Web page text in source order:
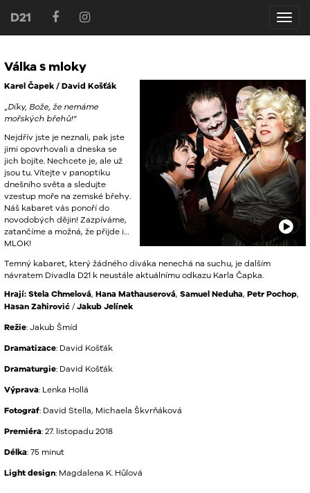
D21
D21
Válka s mloky
Karel Čapek / David Košťák
„Díky, Bože, že nemáme
mořských břehů!“
Nejdřív jste je neznali, pak jste
jimi opovrhovali a dneska se
jich bojíte. Nechcete je, ale už
jsou tu. Vítejte v panoptiku
dnešního světa a sledujte
vzestup moře na zemské břehy.
Náš kabaret vás ponoří do
novodobých dějin! Zazpíváme,
zatančíme a možná, že přijde i…
MLOK!
Temný kabaret, který žádného diváka nenechá na suchu, je dalším
návratem Divadla D21 k neustále aktuálnímu odkazu Karla Čapka.
Hrají: Stela Chmelová, Hana Mathauserová, Samuel Neduha, Petr Pochop,
Hasan Zahirović /Jakub Jelínek
Režie: Jakub Šmíd
Dramatizace: David Košťák
Dramaturgie: David Košťák
Výprava: Lenka Hollá
Fotograf: David Stella, Michaela Škvrňáková
Premiéra: 27. listopadu 2018
Délka: 75 minut
Light design: Magdalena K. Hůlová